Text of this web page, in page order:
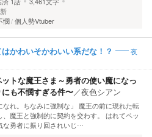
憫 個人勢Vtuber
かわいそかわいい系だな！？
夜
トな魔王さま～勇者の使い魔になっ
も不憫すぎる件〜／夜色シアン
れ。ちなみに強制な」 魔王の前に現れた転
魔王と強制的に契約を交わす。 はれてペッ
な勇者に振り回されいじ…